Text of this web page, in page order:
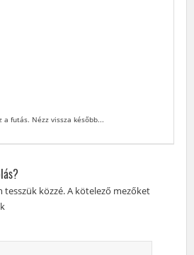
futás. Nézz vissza később...
tesszük közzé.A kötelező mezőket